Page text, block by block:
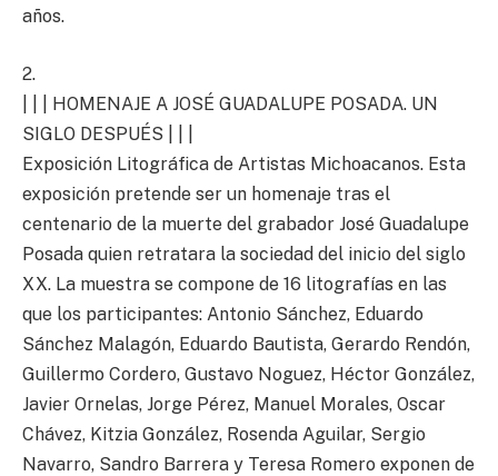
años.
2.
| | | HOMENAJE A JOSÉ GUADALUPE POSADA. UN
SIGLO DESPUÉS | | |
Exposición Litográfica de Artistas Michoacanos. Esta
exposición pretende ser un homenaje tras el
centenario de la muerte del grabador José Guadalupe
Posada quien retratara la sociedad del inicio del siglo
XX. La muestra se compone de 16 litografías en las
que los participantes: Antonio Sánchez, Eduardo
Sánchez Malagón, Eduardo Bautista, Gerardo Rendón,
Guillermo Cordero, Gustavo Noguez, Héctor González,
Javier Ornelas, Jorge Pérez, Manuel Morales, Oscar
Chávez, Kitzia González, Rosenda Aguilar, Sergio
Navarro, Sandro Barrera y Teresa Romero exponen de